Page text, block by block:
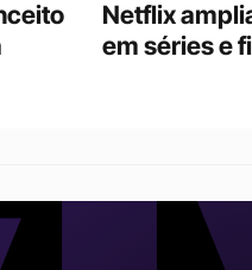
Netflix
em séries e